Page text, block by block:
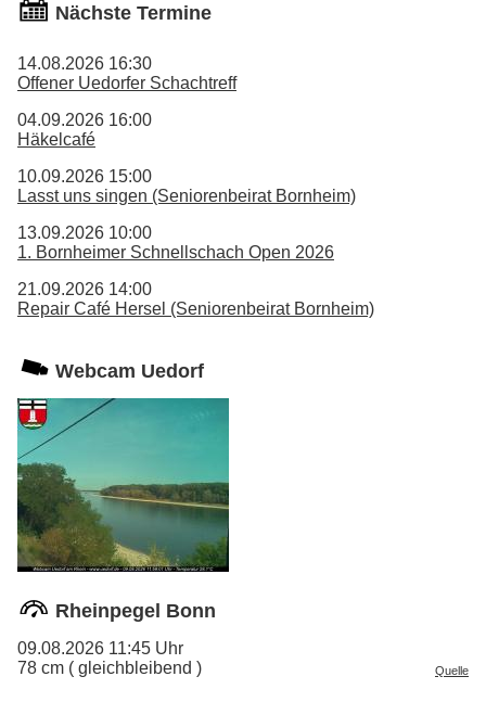
Nächste Termine
14.08.2026 16:30
Offener Uedorfer Schachtreff
04.09.2026 16:00
Häkelcafé
10.09.2026 15:00
Lasst uns singen (Seniorenbeirat Bornheim)
13.09.2026 10:00
1. Bornheimer Schnellschach Open 2026
21.09.2026 14:00
Repair Café Hersel (Seniorenbeirat Bornheim)
Webcam Uedorf
Rheinpegel Bonn
09.08.2026 11:45 Uhr
78 cm ( gleichbleibend )
Quelle